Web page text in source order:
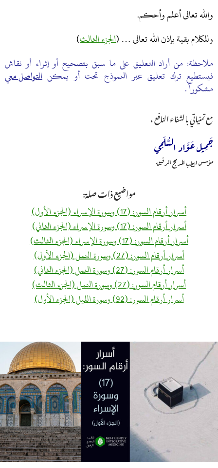
والله تعالى أعلم وأحكم.
وللكلام بقية بإذن الله تعالى … (الجزء الثالث)
ملاحظة: من أراد التعليق على ما سبق بتصحيح أو إثراء أو نقاش
فيستطيع ترك تعليق عبر النموذج تحت أو يمكن التواصل معي
مشكوراً .
مع تمنياتي بالشفاء النافع ،
جَمِيل عَوَّاد السُّلَمِي
مؤسس الطب المدمج الرفيق
مواضيع ذات صلة:
أسرار أرقام السور: (17) وسورة الإسراء (الجزء الأول)
أسرار أرقام السور: (17) وسورة الإسراء (الجزء الثاني)
أسرار أرقام السور: (17) وسورة الإسراء (الجزء الثالث)
أسرار أرقام السور: (27) وسورة النمل (الجزء الأول)
أسرار أرقام السور: (27) وسورة النمل (الجزء الثاني)
أسرار أرقام السور: (27) وسورة النمل (الجزء الثالث)
أسرار أرقام السور: (92) وسورة الليل (الجزء الأول)